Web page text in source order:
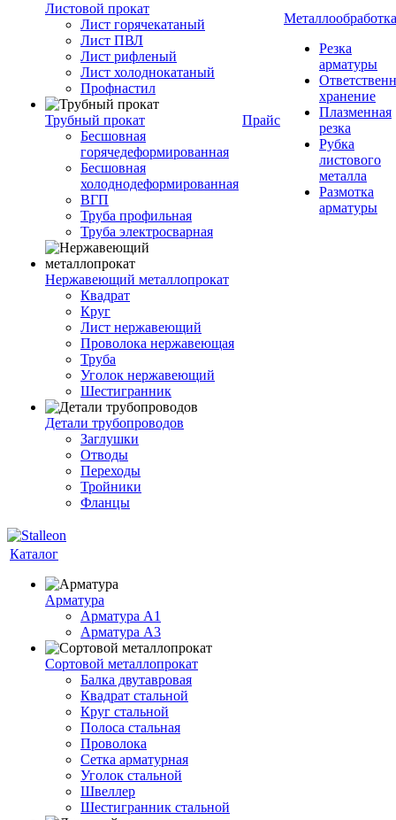
Листовой прокат
Лист горячекатаный
Лист ПВЛ
Лист рифленый
Лист холоднокатаный
Профнастил
Трубный прокат
Бесшовная
горячедеформированная
Бесшовная
холоднодеформированная
ВГП
Труба профильная
Труба электросварная
Нержавеющий металлопрокат
Квадрат
Круг
Лист нержавеющий
Проволока нержавеющая
Труба
Уголок нержавеющий
Шестигранник
Детали трубопроводов
Заглушки
Отводы
Переходы
Тройники
Фланцы
Прайс
Металлообработка
Резка
арматуры
хранение
Плазменная
резка
Рубка
листового
металла
Размотка
арматуры
Каталог
Арматура
Арматура A1
Арматура А3
Сортовой металлопрокат
Балка двутавровая
Квадрат стальной
Круг стальной
Полоса стальная
Проволока
Сетка арматурная
Уголок стальной
Швеллер
Шестигранник стальной